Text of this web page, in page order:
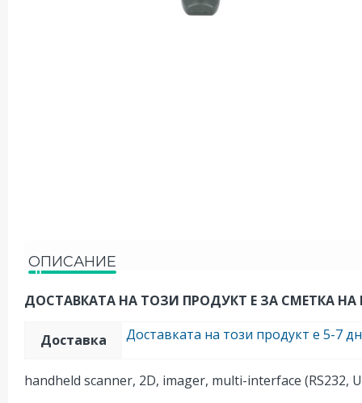
ОПИСАНИЕ
ДОСТАВКАТА НА ТОЗИ ПРОДУКТ Е ЗА СМЕТКА НА
Доставка Доставката на този продукт е 5-7
handheld scanner, 2D, imager, multi-interface (RS232,